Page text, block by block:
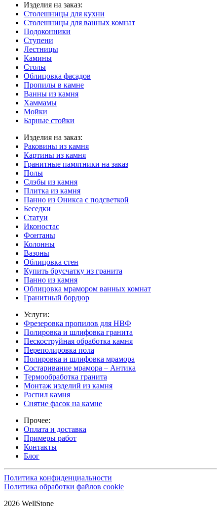
Изделия на заказ:
Столешницы для кухни
Столешницы для ванных комнат
Подоконники
Ступени
Лестницы
Камины
Столы
Облицовка фасадов
Пропилы в камне
Ванны из камня
Хаммамы
Мойки
Барные стойки
Изделия на заказ:
Раковины из камня
Картины из камня
Гранитные памятники на заказ
Полы
Слэбы из камня
Плитка из камня
Панно из Оникса с подсветкой
Беседки
Статуи
Иконостас
Фонтаны
Колонны
Вазоны
Облицовка стен
Купить брусчатку из гранита
Панно из камня
Облицовка мрамором ванных комнат
Гранитный бордюр
Услуги:
Фрезеровка пропилов для НВФ
Полировка и шлифовка гранита
Пескоструйная обработка камня
Переполировка пола
Полировка и шлифовка мрамора
Состаривание мрамора – Антика
Термообработка гранита
Монтаж изделий из камня
Распил камня
Снятие фасок на камне
Прочее:
Оплата и доставка
Примеры работ
Контакты
Блог
Политика конфиденциальности
Политика обработки файлов cookie
2026 WellStone